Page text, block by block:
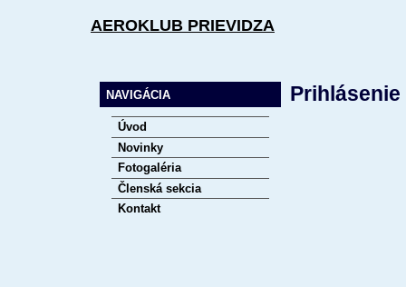
AEROKLUB PRIEVIDZA
NAVIGÁCIA
Úvod
Novinky
Fotogaléria
Členská sekcia
Kontakt